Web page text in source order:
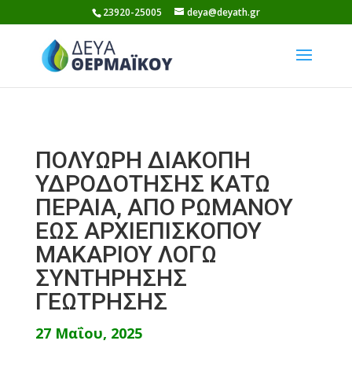
to
content
23920-25005 deya@deyath.gr
ΠΟΛΥΩΡΗ ΔΙΑΚΟΠΗ
ΥΔΡΟΔΟΤΗΣΗΣ ΚΑΤΩ
ΠΕΡΑΙΑ, ΑΠΟ ΡΩΜΑΝΟΥ
ΕΩΣ ΑΡΧΙΕΠΙΣΚΟΠΟΥ
ΜΑΚΑΡΙΟΥ ΛΟΓΩ
ΣΥΝΤΗΡΗΣΗΣ
ΓΕΩΤΡΗΣΗΣ
27 Μαΐου, 2025